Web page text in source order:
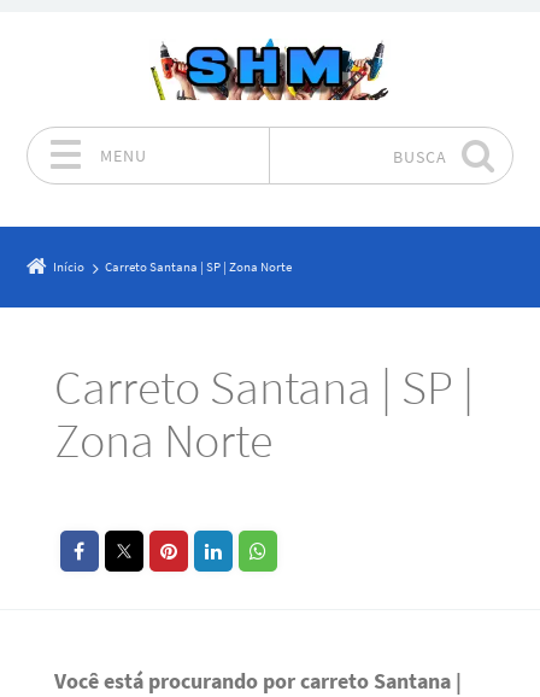
MENU BUSCA
Início Carreto Santana | SP | Zona Norte
Carreto Santana | SP |
Zona Norte
Você está procurando por carreto Santana |